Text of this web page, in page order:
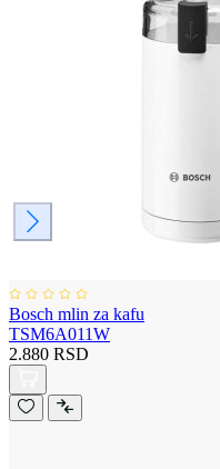
Bosch mlin za kafu
TSM6A011W
2.880 RSD